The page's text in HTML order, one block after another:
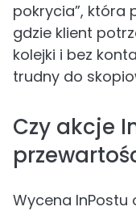
pokrycia”, która
gdzie klient
kolejki i bez
trudny do
Czy akcje
Wycena InPostu